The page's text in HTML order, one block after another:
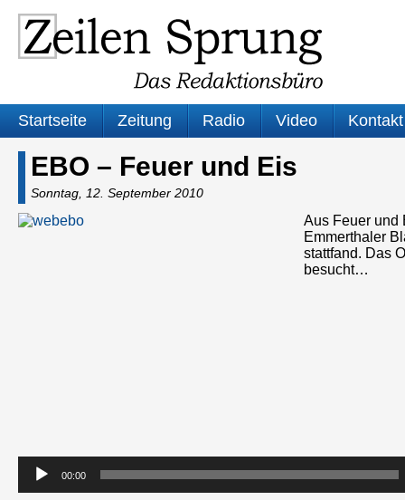
Startseite Zeitung Radio Video Kontakt
EBO – Feuer und Eis
Sonntag, 12. September 2010
Aus Feuer und
Emmerthaler
stattfand. Das
besucht…
00:00